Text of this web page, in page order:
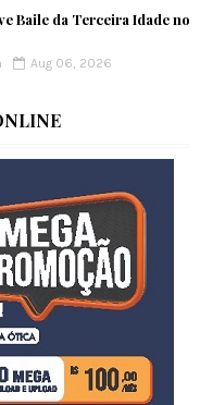
Baile da Terceira Idade no
Aug 06, 2026